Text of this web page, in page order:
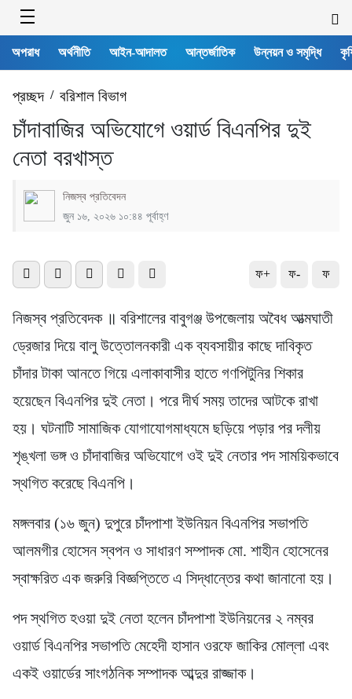
অপরাধ অর্থনীতি আইন-আদালত আন্তর্জাতিক উন্নয়ন ও সমৃদ্ধি
প্রচ্ছদ/ বরিশাল বিভাগ
চাঁদাবাজির অভিযোগে ওয়ার্ড বিএনপির দুই
নেতা বরখাস্ত
নিজস্ব প্রতিবেদন
জুন ১৬, ২০২৬ ১০:৪৪ পূর্বাহ্ণ
ফ+ ফ- ফ
নিজস্ব প্রতিবেদক ॥ বরিশালের বাবুগঞ্জ উপজেলায় অবৈধ আত্মঘাতী
ড্রেজার দিয়ে বালু উত্তোলনকারী এক ব্যবসায়ীর কাছে দাবিকৃত
চাঁদার টাকা আনতে গিয়ে এলাকাবাসীর হাতে গণপিটুনির শিকার
হয়েছেন বিএনপির দুই নেতা। পরে দীর্ঘ সময় তাদের আটকে রাখা
হয়। ঘটনাটি সামাজিক যোগাযোগমাধ্যমে ছড়িয়ে পড়ার পর দলীয়
শৃঙ্খলা ভঙ্গ ও চাঁদাবাজির অভিযোগে ওই দুই নেতার পদ সাময়িকভাবে
স্থগিত করেছে বিএনপি।
মঙ্গলবার (১৬ জুন) দুপুরে চাঁদপাশা ইউনিয়ন বিএনপির সভাপতি
আলমগীর হোসেন স্বপন ও সাধারণ সম্পাদক মো. শাহীন হোসেনের
স্বাক্ষরিত এক জরুরি বিজ্ঞপ্তিতে এ সিদ্ধান্তের কথা জানানো হয়।
পদ স্থগিত হওয়া দুই নেতা হলেন চাঁদপাশা ইউনিয়নের ২ নম্বর
ওয়ার্ড বিএনপির সভাপতি মেহেদী হাসান ওরফে জাকির মোল্লা এবং
একই ওয়ার্ডের সাংগঠনিক সম্পাদক আব্দুর রাজ্জাক।